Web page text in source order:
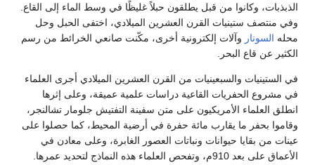
الذبذبات، وكانوا من قبل يطلقون حبلاً غليظًا في وسط الماء إلى القاع.
وفي منتصف ستينيات القرن العشرين الميلادي، اختفى الحبل وحل
محله السونار وآلات إلكترونية أخرى، مكّنت صانعي الخرائط من رسم
الكثير عن قاع البحر.
في الستينيات والسبعينيات من القرن العشرين الميلادي أجرى العلماء
في مشروع الحفريات القاعية دراسات علمية عميقة، وعلى إثرها
انطلق العلماء الأمريكيون على متن سفينة التفتيش جلومار تشالنجر،
وقاموا بحفر ما يقارب مائة حفرة في أرضية المحيط، كما حصلوا على
عينات من بقايا حيوانات ونباتات العصور الغابرة، وعلى معادن في
الأعماق على بعد 910م، وتفحص العلماء هذه النماذج لتحديد عمرها.